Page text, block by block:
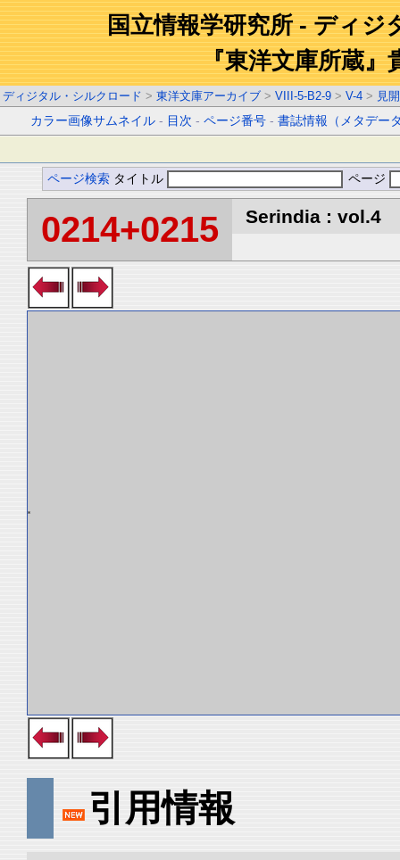
国立情報学研究所 - ディジ
『東洋文庫所蔵』
ディジタル・シルクロード > 東洋文庫アーカイブ > VIII-5-B2-9 > V-4 > 見
カラー画像サムネイル - 目次 -ページ番号 -書誌情報（メタデー
ページ検索 タイトル ページ
0214+0215 Serindia : vol.4
引用情報